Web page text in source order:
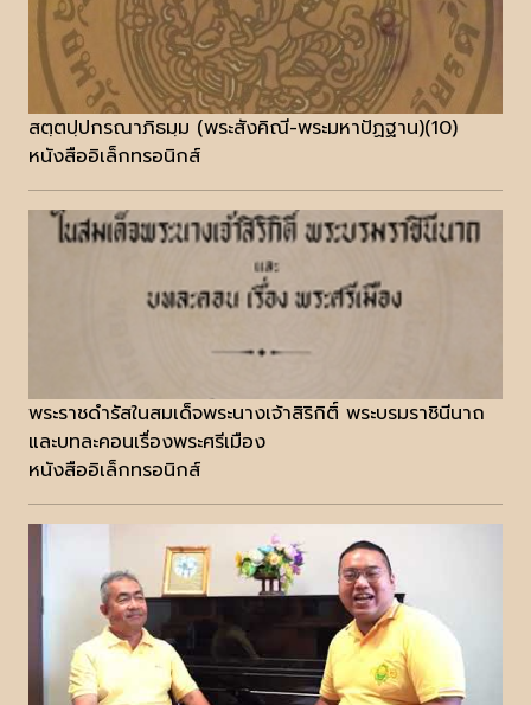
สตฺตปฺปกรณาภิธมฺม (พระสังคิณี-พระมหาปัฏฐาน)(10)
หนังสืออิเล็กทรอนิกส์
พระราชดำรัสในสมเด็จพระนางเจ้าสิริกิติ์ พระบรมราชินีนาถ
และบทละคอนเรื่องพระศรีเมือง
หนังสืออิเล็กทรอนิกส์